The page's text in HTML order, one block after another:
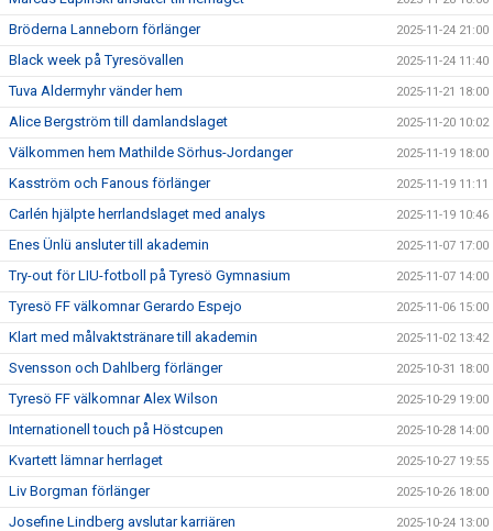
Bröderna Lanneborn förlänger 2025-11-24 21:00
Black week på Tyresövallen 2025-11-24 11:40
Tuva Aldermyhr vänder hem 2025-11-21 18:00
Alice Bergström till damlandslaget 2025-11-20 10:02
Välkommen hem Mathilde Sörhus-Jordanger 2025-11-19 18:00
Kasström och Fanous förlänger 2025-11-19 11:11
Carlén hjälpte herrlandslaget med analys 2025-11-19 10:46
Enes Ünlü ansluter till akademin 2025-11-07 17:00
Try-out för LIU-fotboll på Tyresö Gymnasium 2025-11-07 14:00
Tyresö FF välkomnar Gerardo Espejo 2025-11-06 15:00
Klart med målvaktstränare till akademin 2025-11-02 13:42
Svensson och Dahlberg förlänger 2025-10-31 18:00
Tyresö FF välkomnar Alex Wilson 2025-10-29 19:00
Internationell touch på Höstcupen 2025-10-28 14:00
Kvartett lämnar herrlaget 2025-10-27 19:55
Liv Borgman förlänger 2025-10-26 18:00
Josefine Lindberg avslutar karriären 2025-10-24 13:00